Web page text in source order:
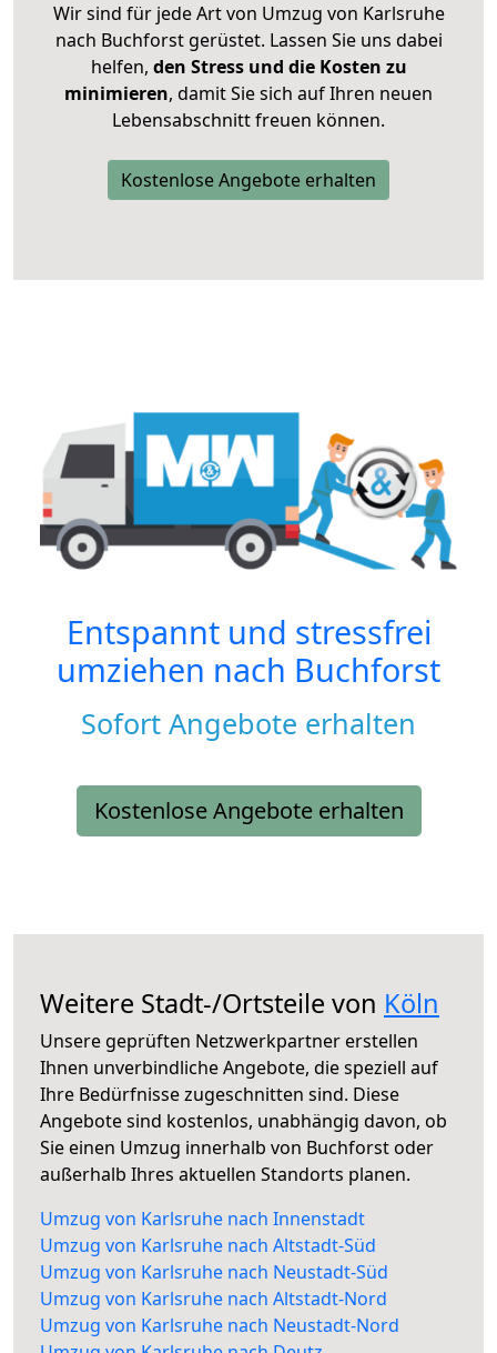
Wir sind für jede Art von Umzug von Karlsruhe
nach Buchforst gerüstet. Lassen Sie uns dabei
helfen, den Stress und die Kosten zu
minimieren, damit Sie sich auf Ihren neuen
Lebensabschnitt freuen können.
Kostenlose Angebote erhalten
Entspannt und stressfrei
umziehen nach Buchforst
Sofort Angebote erhalten
Kostenlose Angebote erhalten
Weitere Stadt-/Ortsteile von Köln
Unsere geprüften Netzwerkpartner erstellen
Ihnen unverbindliche Angebote, die speziell auf
Ihre Bedürfnisse zugeschnitten sind. Diese
Angebote sind kostenlos, unabhängig davon, ob
Sie einen Umzug innerhalb von Buchforst oder
außerhalb Ihres aktuellen Standorts planen.
Umzug von Karlsruhe nach Innenstadt
Umzug von Karlsruhe nach Altstadt-Süd
Umzug von Karlsruhe nach Neustadt-Süd
Umzug von Karlsruhe nach Altstadt-Nord
Umzug von Karlsruhe nach Neustadt-Nord